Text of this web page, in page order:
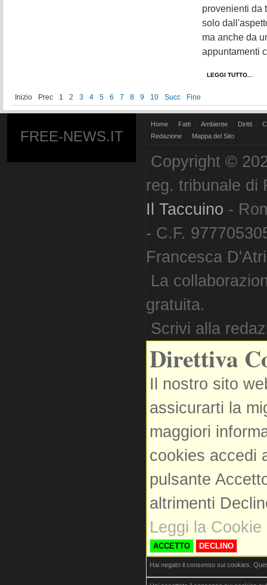
provenienti da
solo
ma anche da
appuntamenti
LEGGI TUTTO...
Inizio Prec 1 2 3 4 5 6 7 8 9 10 Succ Fine
FREE-NEWS.IT
Home Fatti Ambiente Diritti
Redazione
Mappa del Sito
Copyright ©
reg. tribunale di
Il Taccuino -
- C.F.
Francesca
La
gratuita.
Scrivi alla
Direttiva
Il nostro sito
assicurarti la
maggiori
cookies accedi
pulsante
altrimenti
Leggi la Cookie
ACCETTO DECLINO
Hai negato il consenso sui cookies.